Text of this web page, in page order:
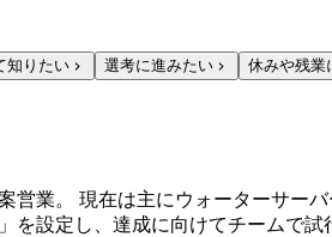
知りたい 選考に進みたい 休みや残業
営業。 現在は主にウォーターサ
設定し、達成に向けてチームで